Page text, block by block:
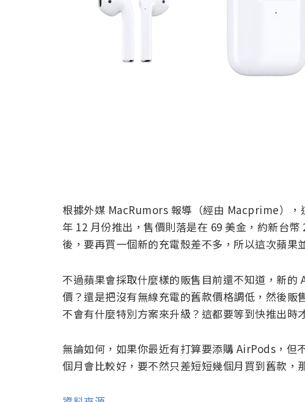
根據外媒 MacRumors 報導（經由 Macprime）
年 12 月份推出，售價則落是在 69 美金，約新台
後，要再買一個新的充電殼差不多，所以這次蘋果
不過蘋果會採取什麼樣的販售目前還不知道，新
價？還是把沒有無線充電的舊款價格調低，然後
不會有什麼特別方案來升級？這都要等到快推出時
無論如何，如果你最近有打算要添購 AirPods，但
個月會比較好，要不然只差短短幾個月買到舊款，